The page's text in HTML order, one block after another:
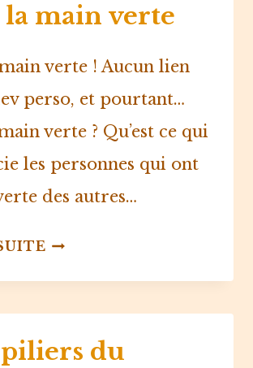
main verte
verte ! Aucun lien
perso, et pourtant…
verte ? Qu’est ce qui
les personnes qui ont
des autres…
AVOIR
piliers du